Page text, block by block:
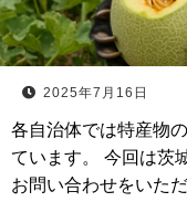
2025年7月16日
各自治体では特産物
ています。 今回は茨
お問い合わせをいた